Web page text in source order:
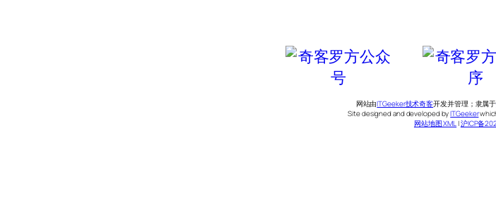
网站由ITGeeker技术奇客开发并管理；隶属于
Site designed and developed byITGeeker
网站地图 XML |沪ICP备